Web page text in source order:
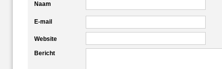
Naam
E-mail
Website
Bericht